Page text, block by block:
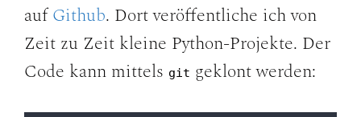
aufGithub. Dort veröffentliche ich von
Zeit zu Zeit kleine Python-Projekte. Der
Code kann mittels git geklont werden: